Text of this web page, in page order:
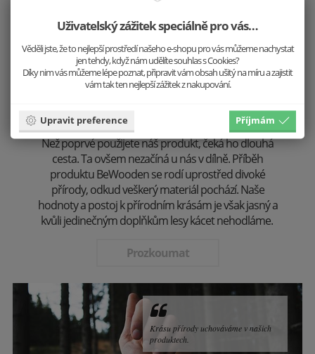
Stvořeno přírodou
Než poprvé použijete náš produkt, čeká ho dlouhá
cesta. Ta ovšem nezačíná u nás v dílně. Příběh
produktu BeWooden se rodí uprostřed divoké
přírody, odkud veškerý materiál pochází. Naše
hodnoty a postoj k přírodním krásám je však jasný a
kvůli jedinečným doplňkům lesy kácet nehodláme.
Prozkoumat
Krásu přírody uchováváme v našich
produktech.
Uživatelský zážitek speciálně pro vás…
Věděli jste, že to nejlepší prostředí našeho e-shopu pro vás můžeme nachystat
jen tehdy, když nám udělíte souhlas s Cookies?
Díky nim vás můžeme lépe poznat, připravit vám obsah ušitý na míru a zajistit
vám tak ten nejlepší zážitek z nakupování.
Upravit preference Příjmám